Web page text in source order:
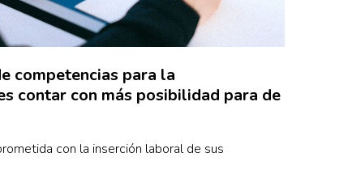
competencias para la
contar con más posibilidad para de
con la inserción laboral de sus